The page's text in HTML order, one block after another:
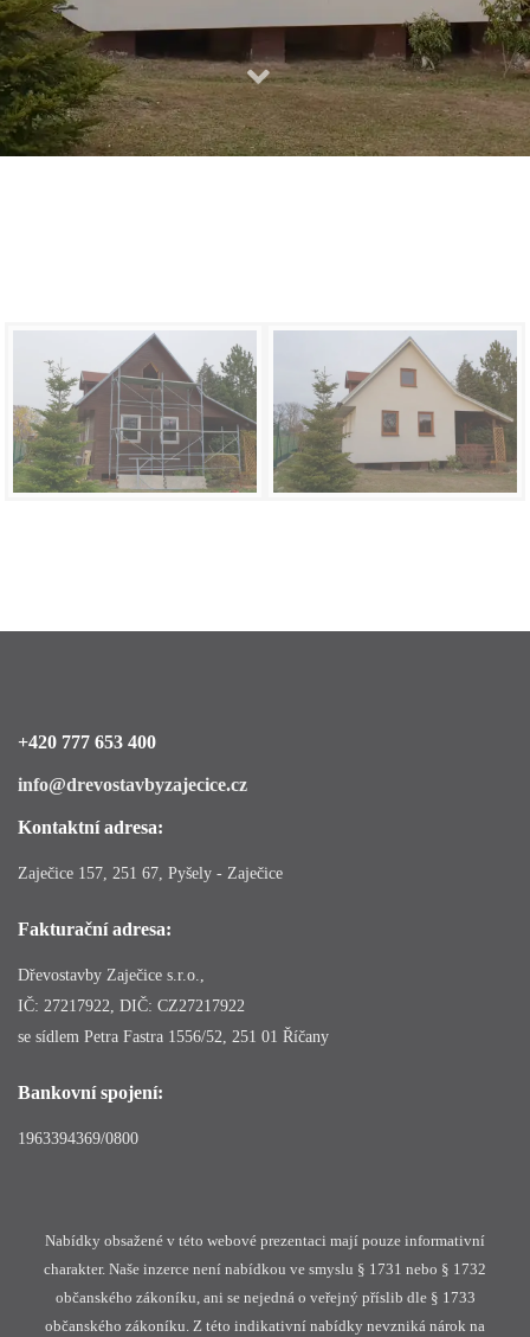
+420 777 653 400
info@drevostavbyzajecice.cz
Kontaktní adresa:
Zaječice 157, 251 67, Pyšely - Zaječice
Fakturační adresa:
Dřevostavby Zaječice s.r.o.,
IČ: 27217922, DIČ: CZ27217922
se sídlem Petra Fastra 1556/52, 251 01 Říčany
Bankovní spojení:
1963394369/0800
Nabídky obsažené v této webové prezentaci mají pouze informativní
charakter. Naše inzerce není nabídkou ve smyslu § 1731 nebo § 1732
občanského zákoníku, ani se nejedná o veřejný příslib dle § 1733
občanského zákoníku. Z této indikativní nabídky nevzniká nárok na